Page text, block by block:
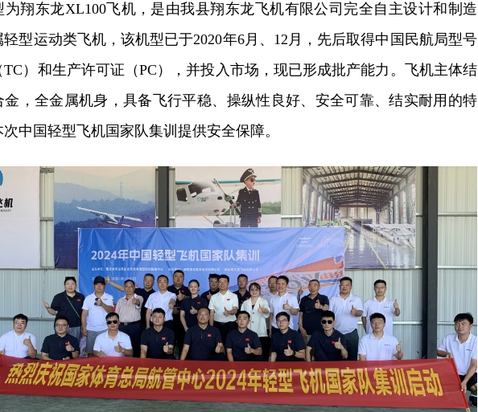
为翔东龙XL100飞机，是由我县翔东龙飞机有限公司完全自主设计和制造
轻型运动类飞机，该机型已于2020年6月、12月，先后取得中国民航局型号
TC）和生产许可证（PC），并投入市场，现已形成批产能力。飞机主体结
金，全金属机身，具备飞行平稳、操纵性良好、安全可靠、结实耐用的特
次中国轻型飞机国家队集训提供安全保障。